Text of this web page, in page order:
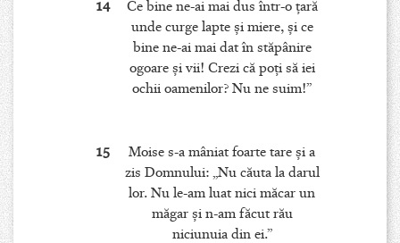
14
Ce bine ne-ai mai dus într-o ţară
unde curge lapte şi miere, şi ce
bine ne-ai mai dat în stăpânire
ogoare şi vii! Crezi că poţi să iei
ochii oamenilor? Nu ne suim!”
15
Moise s-a mâniat foarte tare şi a
zis Domnului: „Nu căuta la darul
lor. Nu le-am luat nici măcar un
măgar şi n-am făcut rău
niciunuia din ei.”